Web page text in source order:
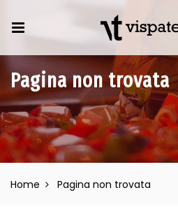
Pagina non trovata
Home Pagina non trovata